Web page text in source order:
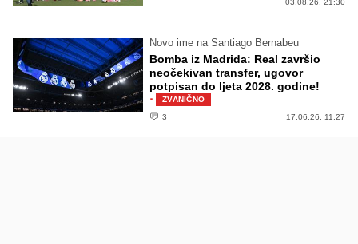
03.08.26. 21:30
Novo ime na Santiago Bernabeu
Bomba iz Madrida: Real završio
neočekivan transfer, ugovor
potpisan do ljeta 2028. godine!
·
ZVANIČNO
3
17.06.26. 11:27